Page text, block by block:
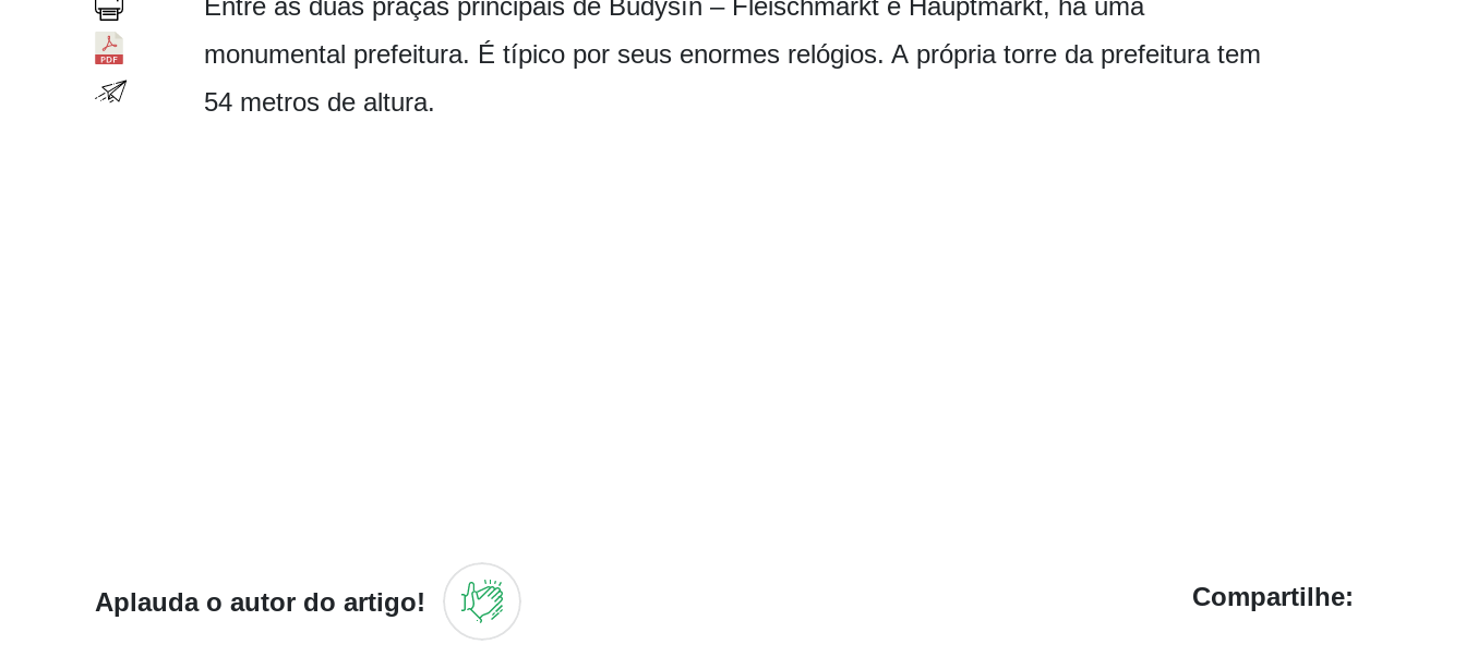
Entre as duas praças principais de Budyšín – Fleischmarkt e Hauptmarkt, há uma
monumental prefeitura. É típico por seus enormes relógios. A própria torre da prefeitura tem
54 metros de altura.
Aplauda o autor do artigo! Compartilhe: